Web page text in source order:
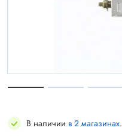
В наличии в 2 магазинах.